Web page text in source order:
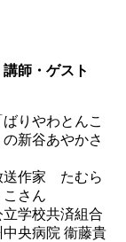
講師・ゲスト
ばりやわとんこ
の新谷あやかさ
送作家 たむら
こさん
立学校共済組合
中央病院 衞藤貴